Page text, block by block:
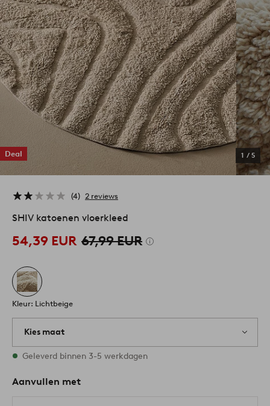
Deal 1 / 5
4 2 reviews
SHIV katoenen vloerkleed
54,39 EUR 67,99 EUR
Kleur: Lichtbeige
Kies maat
Alle maten zijn op voorraad
Geleverd binnen 3-5 werkdagen
Aanvullen met